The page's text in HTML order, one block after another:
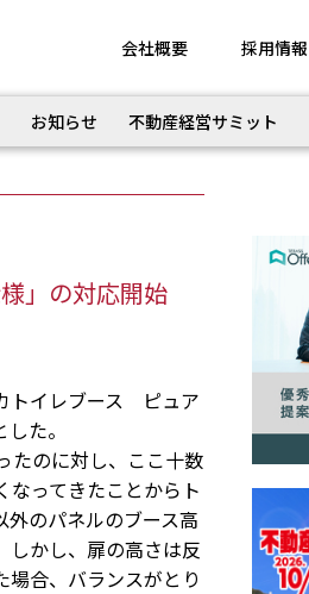
会社概要 採用情報
お知らせ 不動産経営サミット
」の対応開始
トイレブース ピュア
た。
たのに対し、ここ十数
なってきたことからト
のパネルのブース高
しかし、扉の高さは反
合、バランスがとり